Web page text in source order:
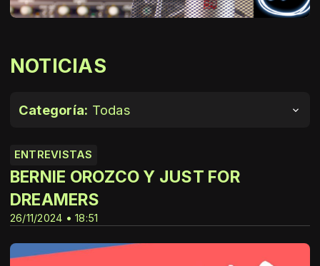
NOTICIAS
Categoría: Todas
ENTREVISTAS
26/11/2024 • 18:51
BERNIE OROZCO Y JUST FOR
DREAMERS